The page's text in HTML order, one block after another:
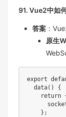
91. Vue2中如
答案 ：
原生
export
data( )
{
return
} ;